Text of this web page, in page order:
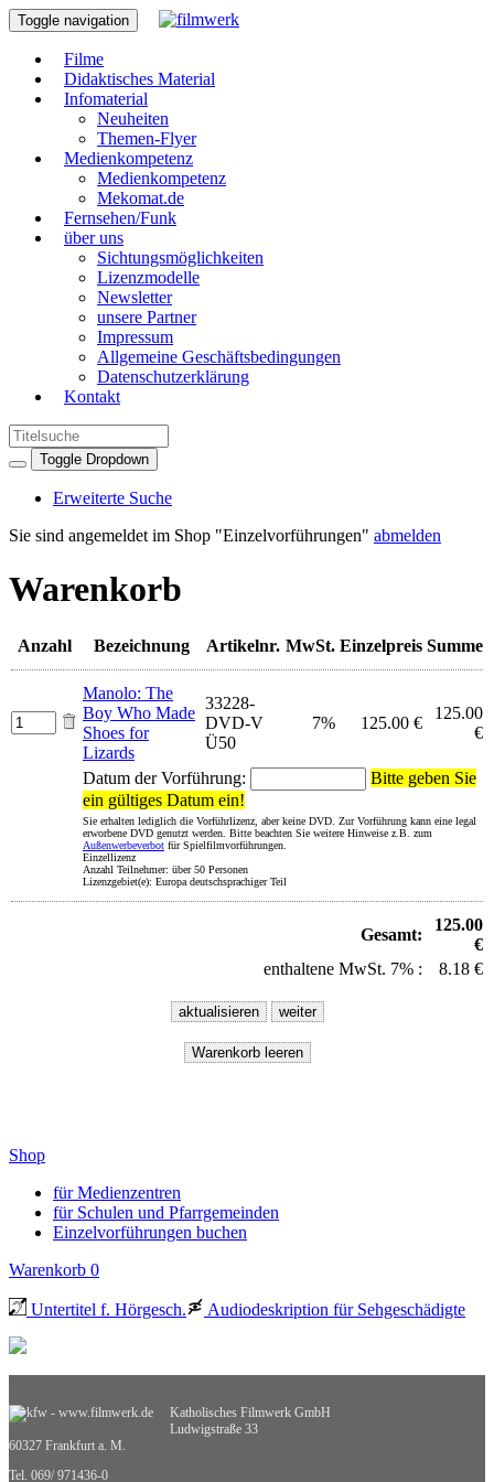
Toggle navigation
Filme
Didaktisches Material
Infomaterial
Neuheiten
Themen-Flyer
Medienkompetenz
Medienkompetenz
Mekomat.de
Fernsehen/Funk
über uns
Sichtungsmöglichkeiten
Lizenzmodelle
Newsletter
unsere Partner
Impressum
Allgemeine Geschäftsbedingungen
Datenschutzerklärung
Kontakt
Toggle Dropdown
Erweiterte Suche
Sie sind angemeldet im Shop "Einzelvorführungen" abmelden
Warenkorb
Anzahl Bezeichnung Artikelnr. MwSt. Einzelpreis Summe
Manolo: The
Boy Who Made
Shoes for
Lizards
33228-
DVD-V
Ü50
7% 125.00 €
125.00
€
Datum der Vorführung:
Bitte geben Sie
ein gültiges Datum ein!
Sie erhalten lediglich die Vorführlizenz, aber keine DVD. Zur Vorführung kann eine legal
erworbene DVD genutzt werden. Bitte beachten Sie weitere Hinweise z.B. zum
Außenwerbeverbot für Spielfilmvorführungen.
Einzellizenz
Anzahl Teilnehmer: über 50 Personen
Lizenzgebiet(e): Europa deutschsprachiger Teil
Gesamt:
125.00
€
enthaltene MwSt. 7% :
8.18 €
Shop
für Medienzentren
für Schulen und Pfarrgemeinden
Einzelvorführungen buchen
Warenkorb 0
Untertitel f. Hörgesch. Audiodeskription für Sehgeschädigte
Katholisches Filmwerk GmbH
Ludwigstraße 33
60327 Frankfurt a. M.
Tel. 069/ 971436-0